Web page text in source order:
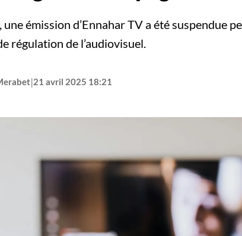
une émission d’Ennahar TV a été suspendue
régulation de l’audiovisuel.
|21 avril 2025 18:21